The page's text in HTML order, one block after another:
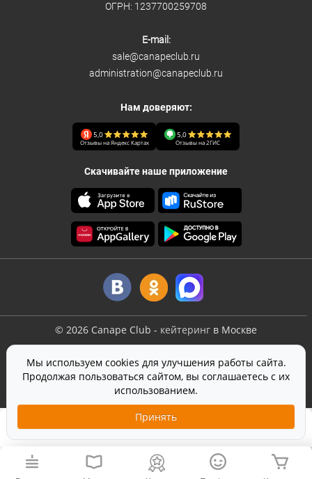
2 390 ₽ Добавить в корзину
ОГРН: 1237700259708
E-mail:
sale@canapeclub.ru
administration@canapeclub.ru
Нам доверяют:
5,0
Отзывы на Яндекс Картах
5,0
Отзывы на 2ГИС
Скачивайте наше приложение
© 2026 Canape Club - кейтеринг в Москве
Политика конфиденциальности
Согласие на обработку персональных данных
На сайте используетсяSmartCaptcha
Мы используем cookies для улучшения работы сайта.
Продолжая пользоваться сайтом, вы соглашаетесь с их
использованием.
Принять